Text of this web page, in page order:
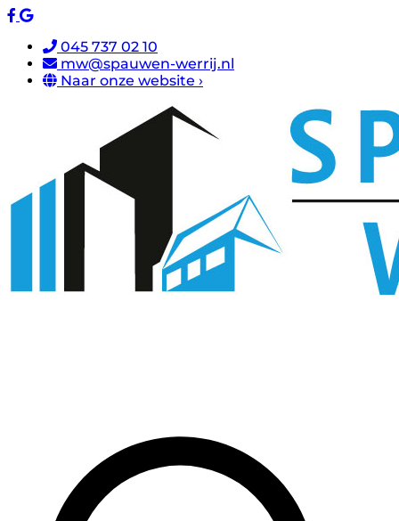
045 737 02 10
mw@spauwen-werrij.nl
Naar onze website ›